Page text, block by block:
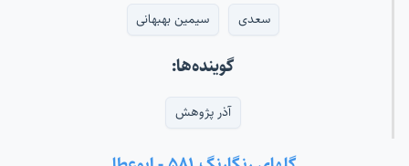
سعدی سیمین بهبهانی
گوینده‌ها:
آذر پژوهش